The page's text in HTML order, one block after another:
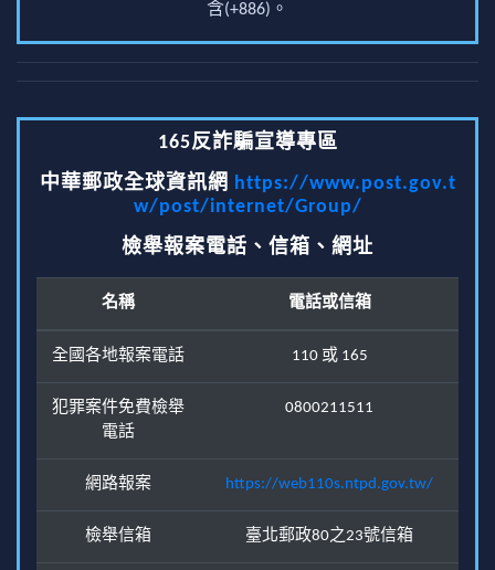
含(+886)。
165反詐騙宣導專區
中華郵政全球資訊網 https://www.post.gov.t
w/post/internet/Group/
檢舉報案電話、信箱、網址
名稱 電話或信箱
全國各地報案電話 110 或 165
犯罪案件免費檢舉
電話
0800211511
網路報案 https://web110s.ntpd.gov.tw/
檢舉信箱 臺北郵政80之23號信箱